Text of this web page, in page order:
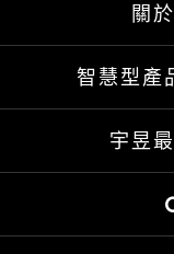
關
智慧型產
宇昱